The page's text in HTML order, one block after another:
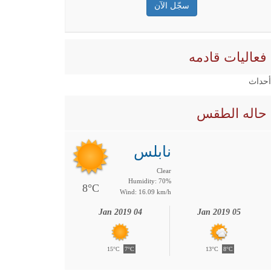
فعاليات قادمه
أحداث
حاله الطقس
8°C
نابلس
Clear
Humidity: 70%
Wind: 16.09 km/h
04 Jan 2019
15°C 7°C
05 Jan 2019
13°C 8°C